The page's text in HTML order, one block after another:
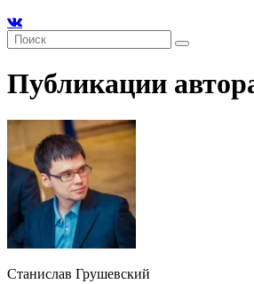
Публикации
Станислав Грушевский